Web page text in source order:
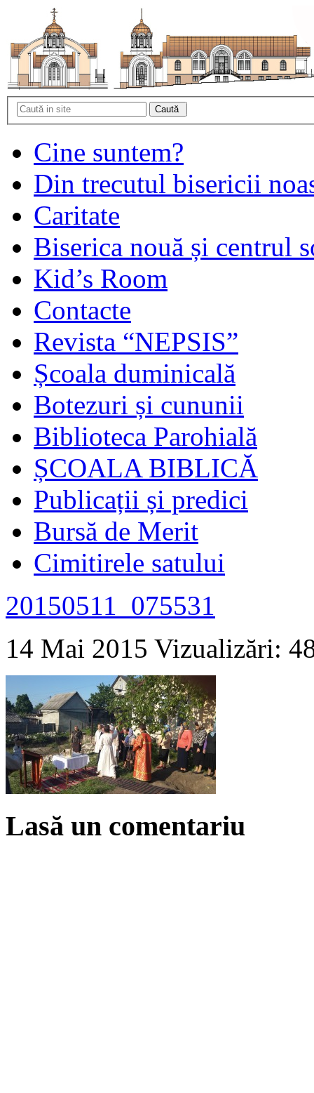
Cine suntem?
Din trecutul bisericii
Caritate
Biserica nouă și centrul
Kid’s Room
Contacte
Revista “NEPSIS”
Școala duminicală
Botezuri și cununii
Biblioteca Parohială
ȘCOALA BIBLICĂ
Publicații și predici
Bursă de Merit
Cimitirele satului
20150511_075531
14 Mai 2015 Vizualizări:
Lasă un comentariu